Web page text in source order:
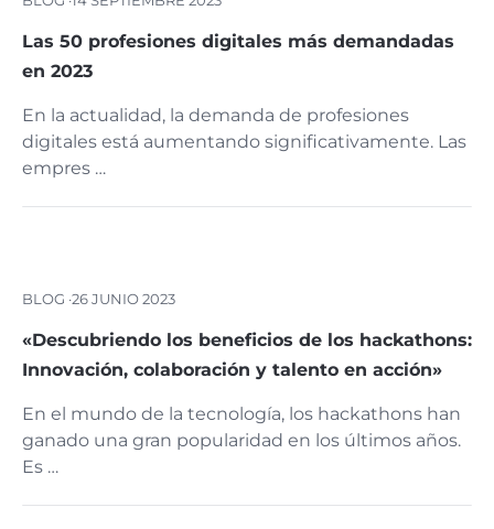
Las 50 profesiones digitales más demandadas
en 2023
En la actualidad, la demanda de profesiones
digitales está aumentando significativamente. Las
empres …
BLOG ·26 JUNIO 2023
«Descubriendo los beneficios de los hackathons:
Innovación, colaboración y talento en acción»
En el mundo de la tecnología, los hackathons han
ganado una gran popularidad en los últimos años.
Es …